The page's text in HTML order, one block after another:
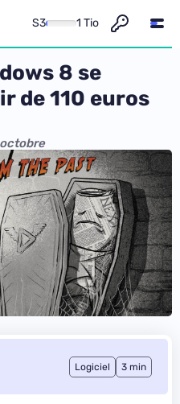
S3 1 Tio
8 se
de 110 euros
Logiciel 3 min